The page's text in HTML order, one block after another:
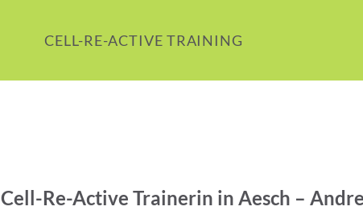
CELL-RE-ACTIVE TRAINING
Cell-Re-Active Trainerin in Aesch –